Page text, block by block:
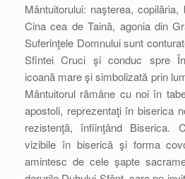
Mântuitorului: naşterea,
Cina cea de Taină, agonia din
Suferinţele Domnului sunt
Sfintei Cruci şi conduc spre
icoană mare şi simbolizată prin
Mântuitorul rămâne cu noi în
apostoli, reprezentaţi în biserica
rezistenţă, înfiinţând Biserica.
vizibile în biserică şi forma
amintesc de cele şapte